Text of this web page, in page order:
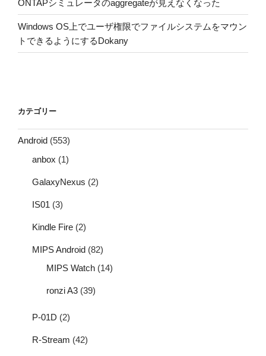
ONTAPシミュレータのaggregateが見えなくなった
Windows OS上でユーザ権限でファイルシステムをマウン
トできるようにするDokany
カテゴリー
Android (553)
anbox (1)
GalaxyNexus (2)
IS01 (3)
Kindle Fire (2)
MIPS Android (82)
MIPS Watch (14)
ronzi A3 (39)
P-01D (2)
R-Stream (42)